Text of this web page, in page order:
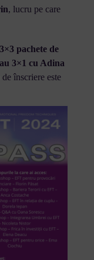
, lucru pe care
pachete de
3×1 cu Adina
înscriere este